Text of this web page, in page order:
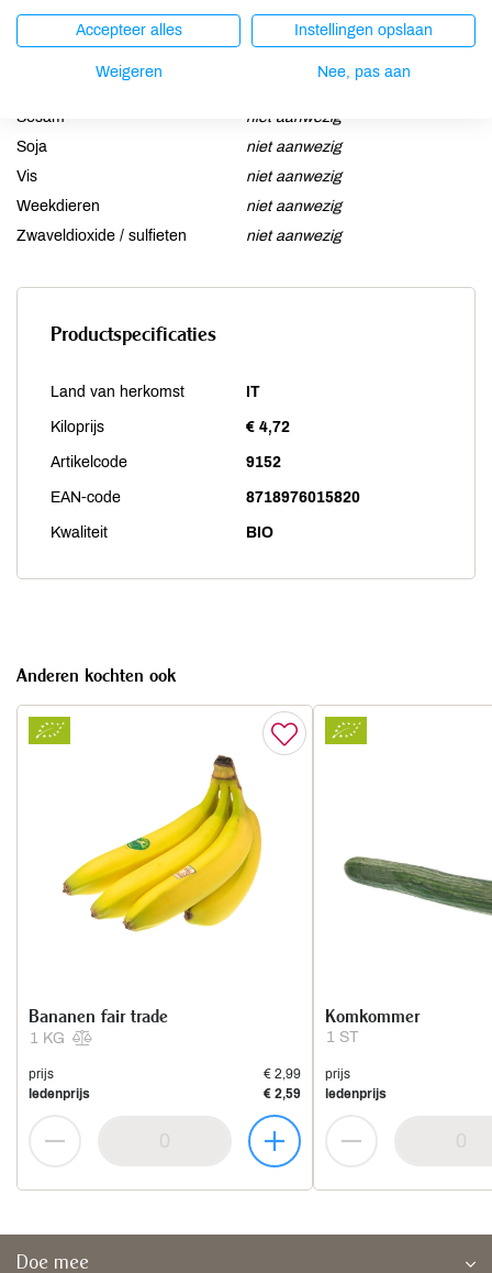
niet aanwezig
Schaaldieren
niet aanwezig
Sesam
niet aanwezig
Soja
niet aanwezig
Vis
niet aanwezig
Weekdieren
niet aanwezig
Zwaveldioxide / sulfieten
niet aanwezig
Productspecificaties
Land van herkomst IT
Kiloprijs € 4,72
Artikelcode 9152
EAN-code 8718976015820
Kwaliteit BIO
Anderen kochten ook
1 KG
Bananen fair trade
prijs
€ 2,99
ledenprijs
€ 2,59
1 ST
Komkommer
prijs
ledenprijs
Doe mee
Accepteer alles Instellingen opslaan
Weigeren Nee, pas aan